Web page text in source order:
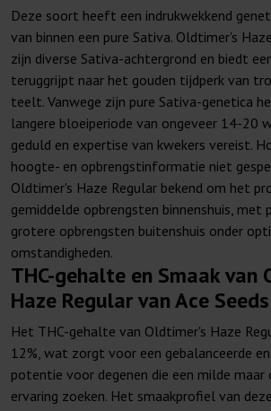
Deze soort heeft een indrukwekkend
van binnen een pure Sativa. Oldtimer's
zijn diverse Sativa-achtergrond en biedt
teruggrijpt naar het gouden tijdperk van
teelt. Vanwege zijn pure Sativa-genetica
langere bloeiperiode van ongeveer 14-20
geduld en expertise van kwekers vereist.
hoogte- en opbrengstinformatie niet
Oldtimer's Haze Regular bekend om het
gemiddelde opbrengsten binnenshuis,
grotere opbrengsten buitenshuis onder
omstandigheden.
THC-gehalte en Smaak van
Haze Regular van Ace Seeds
Het THC-gehalte van Oldtimer's Haze
12%, wat zorgt voor een gebalanceerde
potentie voor degenen die een milde maar
ervaring zoeken. Het smaakprofiel van